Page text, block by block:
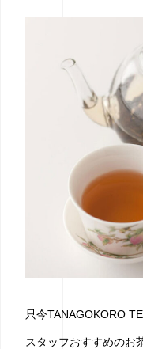
只今TANAGOKORO
スタッフおすすめのお